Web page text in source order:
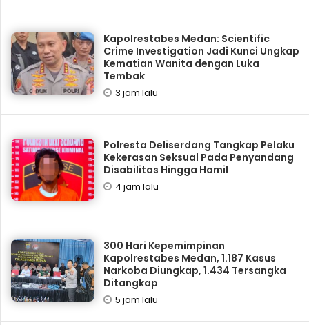
Kapolrestabes Medan: Scientific
Crime Investigation Jadi Kunci Ungkap
Kematian Wanita dengan Luka
Tembak
3 jam lalu
Polresta Deliserdang Tangkap Pelaku
Kekerasan Seksual Pada Penyandang
Disabilitas Hingga Hamil
4 jam lalu
300 Hari Kepemimpinan
Kapolrestabes Medan, 1.187 Kasus
Narkoba Diungkap, 1.434 Tersangka
Ditangkap
5 jam lalu